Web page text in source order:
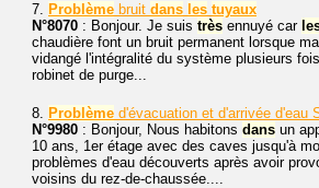
7. Problème bruit dans les tuyaux
N°8070 : Bonjour. Je suis très ennuyé car
chaudière font un bruit permanent lorsque
vidangé l'intégralité du système plusieurs
robinet de purge...
8. Problème d'évacuation et d'arrivée d'eau
N°9980 : Bonjour, Nous habitons dans un
10 ans, 1er étage avec des caves jusqu'à
problèmes d'eau découverts après avoir
voisins du rez-de-chaussée....